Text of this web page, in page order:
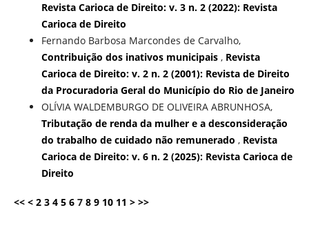
Revista Carioca de Direito: v. 3 n. 2 (2022): Revista
Carioca de Direito
Fernando Barbosa Marcondes de Carvalho,
Contribuição dos inativos municipais , Revista
Carioca de Direito: v. 2 n. 2 (2001): Revista de Direito
da Procuradoria Geral do Município do Rio de Janeiro
OLÍVIA WALDEMBURGO DE OLIVEIRA ABRUNHOSA,
Tributação de renda da mulher e a desconsideração
do trabalho de cuidado não remunerado , Revista
Carioca de Direito: v. 6 n. 2 (2025): Revista Carioca de
Direito
<< < 2 3 4 5 6 7 8 9 10 11 > >>